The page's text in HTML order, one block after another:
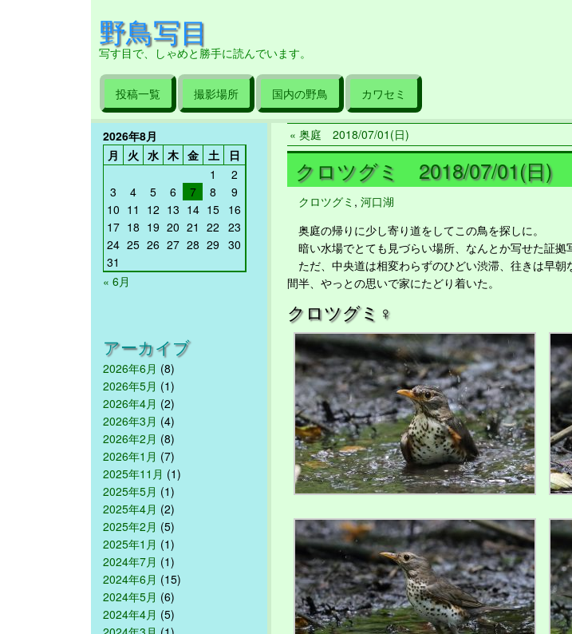
野鳥写目
写す目で、しゃめと勝手に読んでいます。
投稿一覧 撮影場所 国内の野鳥 カワセミ
2026年8月
月
火 水 木 金 土
日
1
2
3
4 5 6 7 8
9
10 11 12 13 14 15 16
17 18 19 20 21 22 23
24 25 26 27 28 29 30
31
« 6月
アーカイブ
2026年6月 (8)
2026年5月 (1)
2026年4月 (2)
2026年3月 (4)
2026年2月 (8)
2026年1月 (7)
2025年11月 (1)
2025年5月 (1)
2025年4月 (2)
2025年2月 (5)
2025年1月 (1)
2024年7月 (1)
2024年6月 (15)
2024年5月 (6)
2024年4月 (5)
« 奥庭 2018/07/01(日)
クロツグミ 2018/07/01(日)
クロツグミ , 河口湖
奥庭の帰りに少し寄り道をしてこの鳥を探しに。
暗い水場でとても見づらい場所、なんとか写せた証拠
ただ、中央道は相変わらずのひどい渋滞、往きは早
間半、やっとの思いで家にたどり着いた。
クロツグミ♀